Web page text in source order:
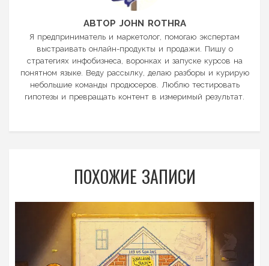
АВТОР JOHN ROTHRA
Я предприниматель и маркетолог, помогаю экспертам
выстраивать онлайн-продукты и продажи. Пишу о
стратегиях инфобизнеса, воронках и запуске курсов на
понятном языке. Веду рассылку, делаю разборы и курирую
небольшие команды продюсеров. Люблю тестировать
гипотезы и превращать контент в измеримый результат.
ПОХОЖИЕ ЗАПИСИ